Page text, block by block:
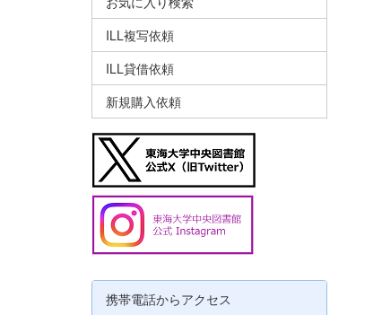
ILL複写依頼
ILL貸借依頼
新規購入依頼
携帯電話からアクセス